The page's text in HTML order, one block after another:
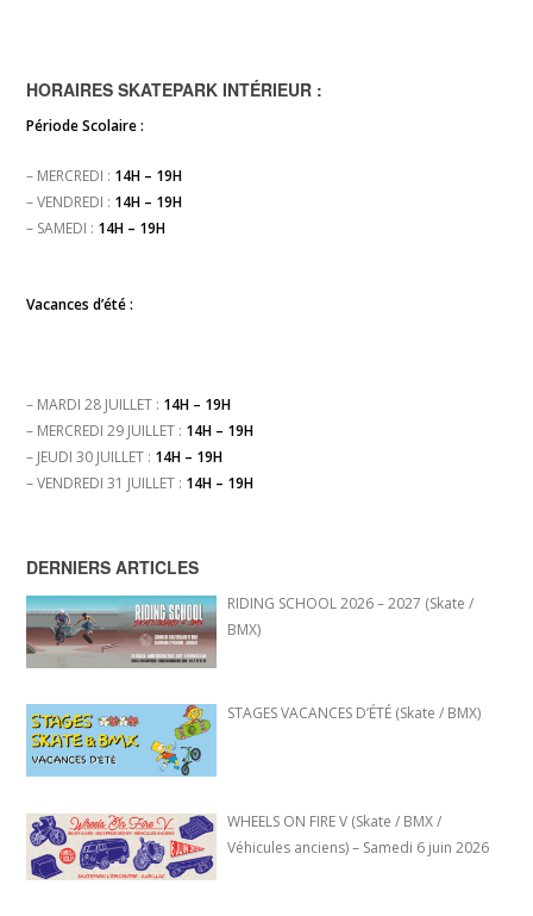
HORAIRES SKATEPARK INTÉRIEUR :
Période Scolaire :
– MERCREDI : 14H – 19H
– VENDREDI : 14H – 19H
– SAMEDI : 14H – 19H
Vacances d’été :
– MARDI 28 JUILLET : 14H – 19H
– MERCREDI 29 JUILLET : 14H – 19H
– JEUDI 30 JUILLET : 14H – 19H
– VENDREDI 31 JUILLET : 14H – 19H
DERNIERS ARTICLES
RIDING SCHOOL 2026 – 2027 (Skate /
BMX)
STAGES VACANCES D’ÉTÉ (Skate / BMX)
WHEELS ON FIRE V (Skate / BMX /
Véhicules anciens) – Samedi 6 juin 2026